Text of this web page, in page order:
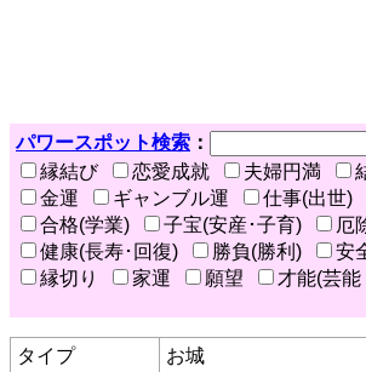
パワースポット検索 ：
縁結び
恋愛成就 夫婦円満
金運
ギャンブル運 仕事(出世)
合格(学業)
子宝(安産･子育)
厄
健康(長寿･回復)
勝負(勝利)
安
縁切り
家運 願望 才能(芸
タイプ
お城